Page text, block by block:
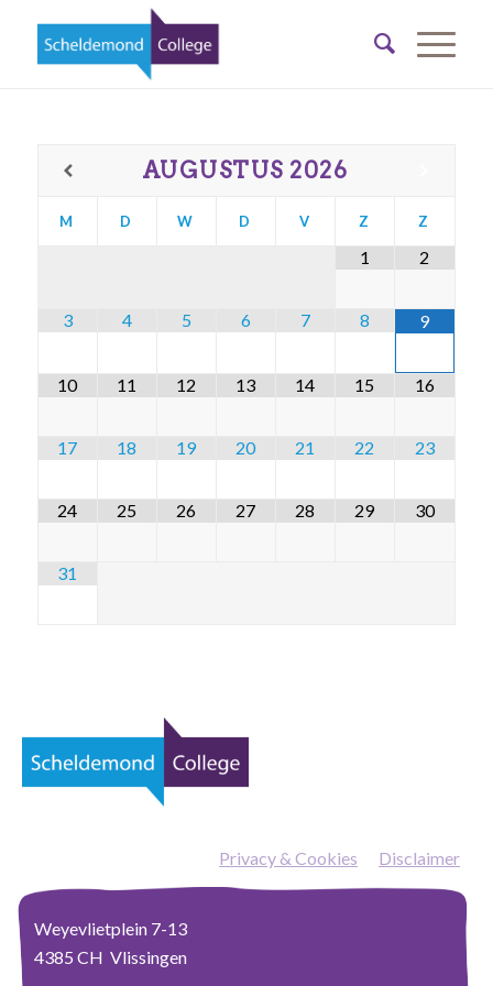
AUGUSTUS 2026
M D W D V Z Z
1 2
3 4 5 6 7 8 9
10 11 12 13 14 15 16
17 18 19 20 21 22 23
24 25 26 27 28 29 30
31
Privacy & Cookies Disclaimer
Weyevlietplein 7-13
4385 CH Vlissingen